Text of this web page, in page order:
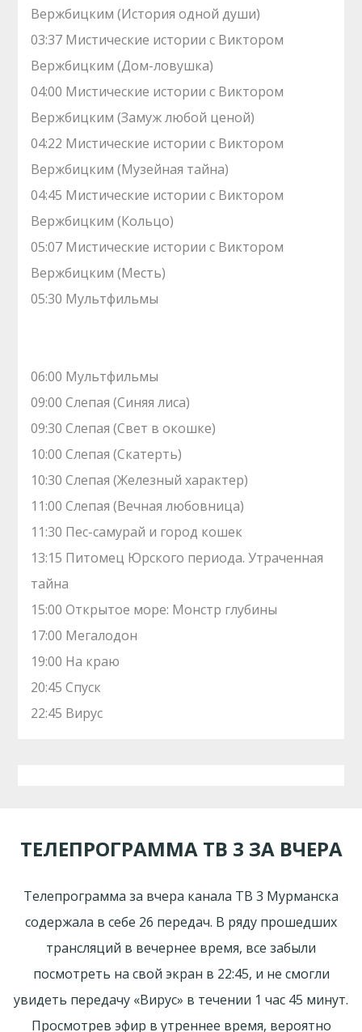
Вержбицким (История одной души)
03:37 Мистические истории с Виктором
Вержбицким (Дом-ловушка)
04:00 Мистические истории с Виктором
Вержбицким (Замуж любой ценой)
04:22 Мистические истории с Виктором
Вержбицким (Музейная тайна)
04:45 Мистические истории с Виктором
Вержбицким (Кольцо)
05:07 Мистические истории с Виктором
Вержбицким (Месть)
05:30 Мультфильмы
06:00 Мультфильмы
09:00 Слепая (Синяя лиса)
09:30 Слепая (Свет в окошке)
10:00 Слепая (Скатерть)
10:30 Слепая (Железный характер)
11:00 Слепая (Вечная любовница)
11:30 Пес-самурай и город кошек
13:15 Питомец Юрского периода. Утраченная
тайна
15:00 Открытое море: Монстр глубины
17:00 Мегалодон
19:00 На краю
20:45 Спуск
22:45 Вирус
ТЕЛЕПРОГРАММА ТВ 3 ЗА ВЧЕРА
Телепрограмма за вчера канала ТВ 3 Мурманска
содержала в себе 26 передач. В ряду прошедших
трансляций в вечернее время, все забыли
посмотреть на свой экран в 22:45, и не смогли
увидеть передачу «Вирус» в течении 1 час 45 минут.
Просмотрев эфир в утреннее время, вероятно